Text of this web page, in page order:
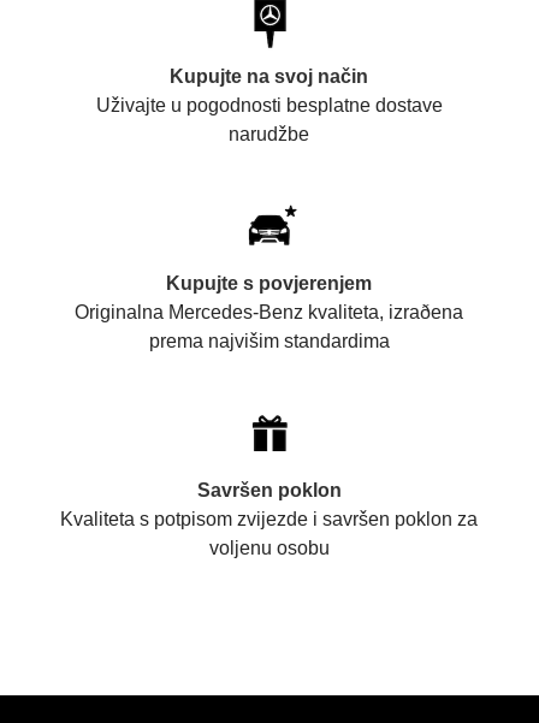
Kupujte na svoj način
Uživajte u pogodnosti besplatne dostave
narudžbe
Kupujte s povjerenjem
Originalna Mercedes-Benz kvaliteta, izraðena
prema najvišim standardima
Savršen poklon
Kvaliteta s potpisom zvijezde i savršen poklon za
voljenu osobu